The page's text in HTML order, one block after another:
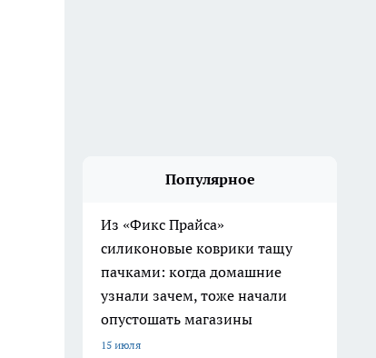
Популярное
Из «Фикс Прайса»
силиконовые коврики тащу
пачками: когда домашние
узнали зачем, тоже начали
опустошать магазины
15 июля